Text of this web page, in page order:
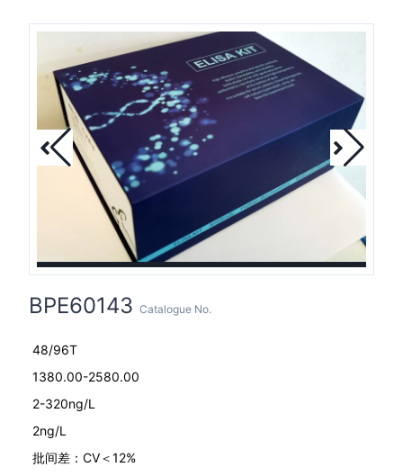
BPE60143 Catalogue No.
48/96T
1380.00-2580.00
2-320ng/L
2ng/L
批间差：CV＜12%